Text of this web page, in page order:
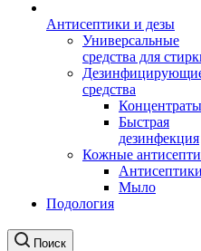
Антисептики и дезы
Универсальные
средства для
средства
Концентраты
Быстрая
дезинфекция
Кожные
Антисептики
Мыло
Подология
Поиск